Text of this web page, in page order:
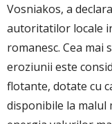
Vosniakos, a
autoritatilor locale
romanesc. Cea
eroziunii este
flotante, dotate cu
disponibile la malul